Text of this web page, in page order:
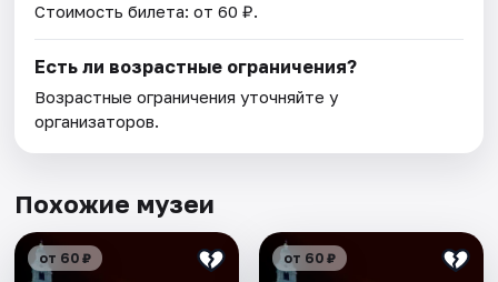
Стоимость билета: от 60 ₽.
Есть ли возрастные ограничения?
Возрастные ограничения уточняйте у
организаторов.
Похожие музеи
от 60 ₽ от 60 ₽